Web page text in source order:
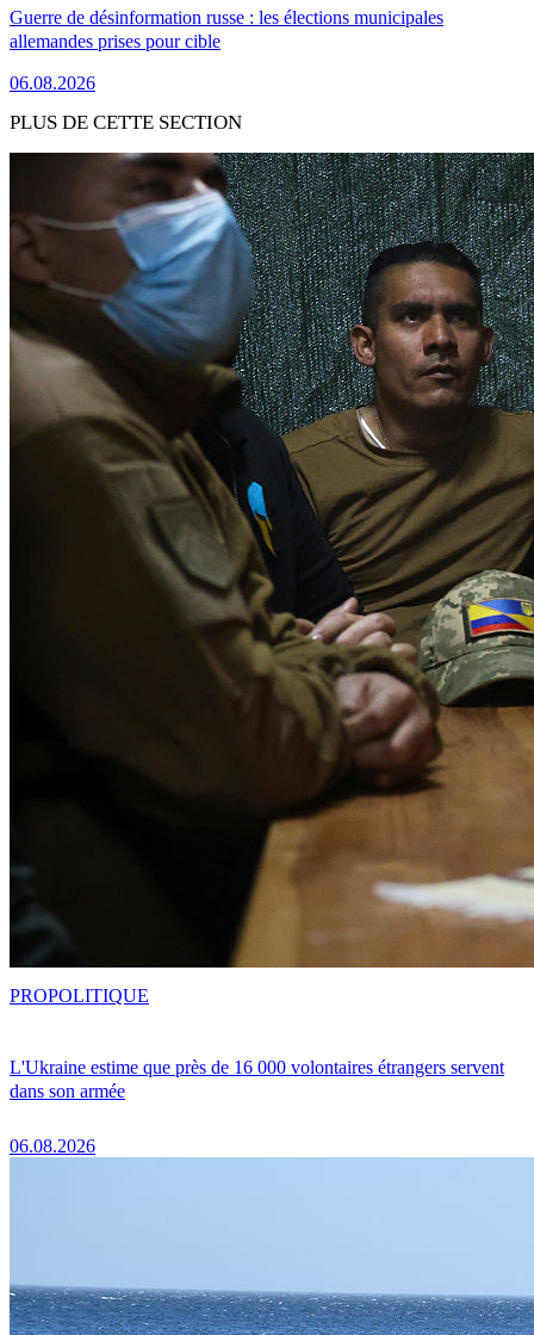
Guerre de désinformation russe : les élections municipales
allemandes prises pour cible
06.08.2026
PLUS DE CETTE SECTION
L'Ukraine estime que près de 16 000 volontaires étrangers servent
dans son armée
06.08.2026
PROPOLITIQUE